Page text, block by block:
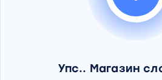
Упс.. Магазин